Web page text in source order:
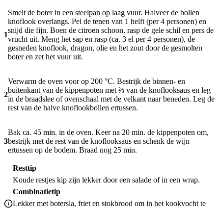
1
Smelt de boter in een steelpan op laag vuur. Halveer de bollen
knoflook overlangs. Pel de tenen van 1 helft (per 4 personen) en
snijd die fijn. Boen de citroen schoon, rasp de gele schil en pers de
vrucht uit. Meng het sap en rasp (ca. 3 el per 4 personen), de
gesneden knoflook, dragon, olie en het zout door de gesmolten
boter en zet het vuur uit.
2
Verwarm de oven voor op 200 °C. Bestrijk de binnen- en
buitenkant van de kippenpoten met ⅔ van de knoflooksaus en leg
in de braadslee of ovenschaal met de velkant naar beneden. Leg de
rest van de halve knoflookbollen ertussen.
3
Bak ca. 45 min. in de oven. Keer na 20 min. de kippenpoten om,
bestrijk met de rest van de knoflooksaus en schenk de wijn
ertussen op de bodem. Braad nog 25 min.
Resttip
Koude restjes kip zijn lekker door een salade of in een wrap.
Combinatietip
Lekker met botersla, friet en stokbrood om in het kookvocht te